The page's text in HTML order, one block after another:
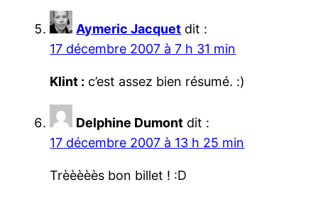
Aymeric Jacquet dit :
17 décembre 2007 à 7 h 31 min
Klint : c’est assez bien résumé. :)
Delphine Dumont dit :
17 décembre 2007 à 13 h 25 min
Trèèèèès bon billet ! :D